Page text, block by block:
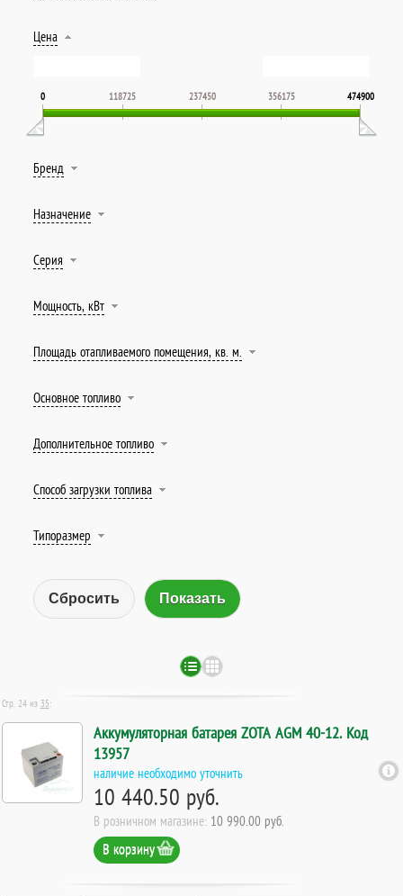
Цена
0 118725 237450 356175 474900
Бренд
Назначение
Серия
Мощность, кВт
Площадь отапливаемого помещения, кв. м.
Основное топливо
Дополнительное топливо
Способ загрузки топлива
Типоразмер
Сбросить
Стр. 24 из 35:
Аккумуляторная батарея ZOTA AGM 40-12. Код
13957
наличие необходимо уточнить
10 440.50 руб.
В розничном магазине: 10 990.00 руб.
В корзину